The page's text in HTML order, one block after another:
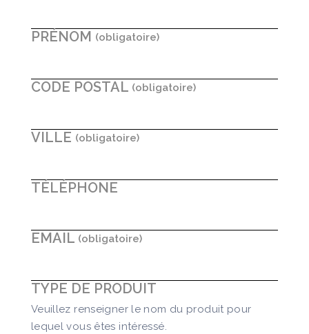
PRÉNOM
CODE POSTAL
VILLE
TÉLÉPHONE
EMAIL
TYPE DE PRODUIT
Veuillez renseigner le nom du produit pour
lequel vous êtes intéressé.